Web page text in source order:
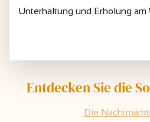
Unterhaltung und Erholung am
Entdecken Sie die
Die